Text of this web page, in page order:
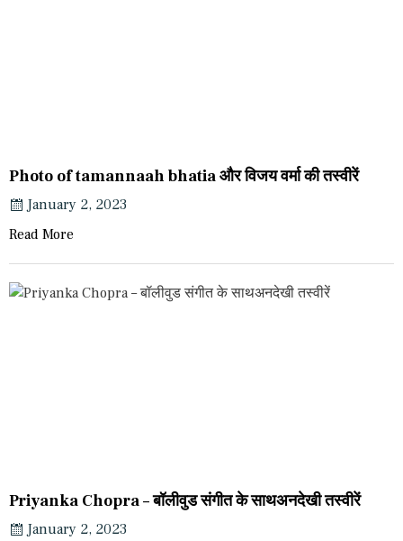
Photo of tamannaah bhatia और विजय वर्मा की तस्वीरें
January 2, 2023
Read More
Priyanka Chopra – बॉलीवुड संगीत के साथअनदेखी तस्वीरें
January 2, 2023